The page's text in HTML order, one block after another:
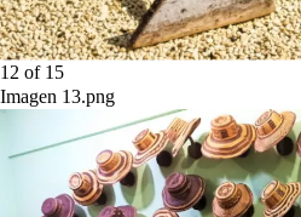
12 of 15
Imagen 13.png